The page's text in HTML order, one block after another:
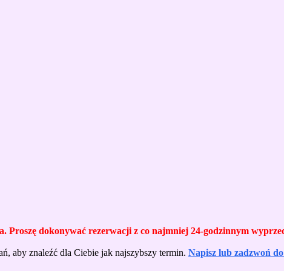
Proszę dokonywać rezerwacji z co najmniej 24-godzinnym
aby znaleźć dla Ciebie jak najszybszy termin. Napisz lub zadzwoń